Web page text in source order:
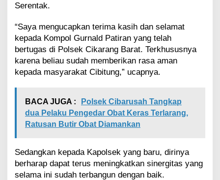
Serentak.
“Saya mengucapkan terima kasih dan selamat
kepada Kompol Gurnald Patiran yang telah
bertugas di Polsek Cikarang Barat. Terkhususnya
karena beliau sudah memberikan rasa aman
kepada masyarakat Cibitung,” ucapnya.
BACA JUGA :
Polsek Cibarusah Tangkap
dua Pelaku Pengedar Obat Keras Terlarang,
Ratusan Butir Obat Diamankan
Sedangkan kepada Kapolsek yang baru, dirinya
berharap dapat terus meningkatkan sinergitas yang
selama ini sudah terbangun dengan baik.